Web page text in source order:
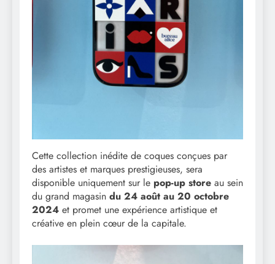
Cette collection inédite de coques conçues par
des artistes et marques prestigieuses, sera
disponible uniquement sur le pop-up store au sein
du grand magasin du 24 août au 20 octobre
2024 et promet une expérience artistique et
créative en plein cœur de la capitale.